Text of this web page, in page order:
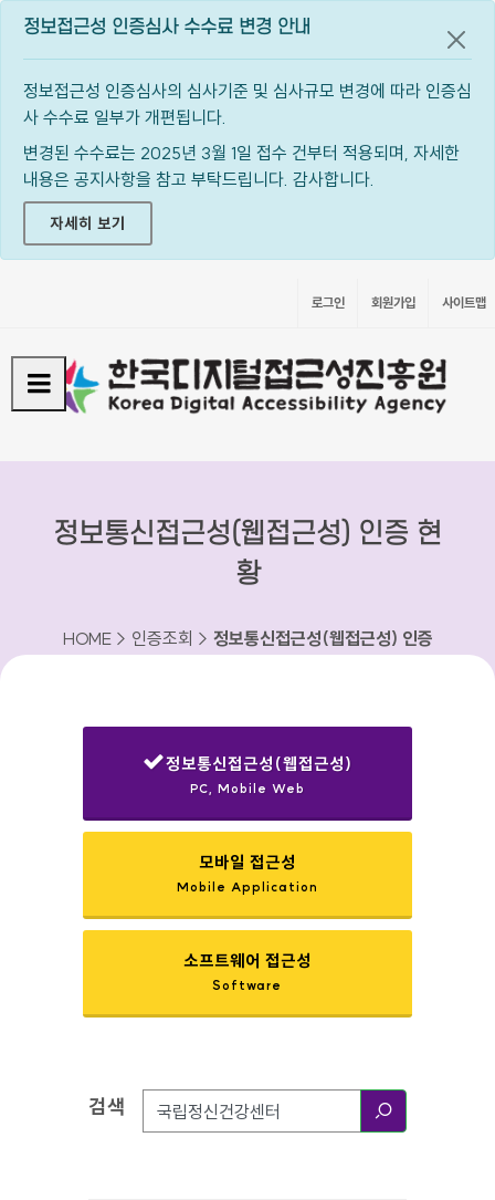
정보접근성 인증심사 수수료 변경 안내
정보접근성 인증심사의 심사기준 및 심사규모 변경에 따라 인증심
사 수수료 일부가 개편됩니다.
변경된 수수료는 2025년 3월 1일 접수 건부터 적용되며, 자세한
내용은 공지사항을 참고 부탁드립니다. 감사합니다.
자세히 보기
공지
로그인 회원가입 사이트맵
정보통신접근성(웹접근성) 인증 현
황
HOME > 인증조회 > 정보통신접근성(웹접근성) 인증
정보통신접근성(웹접근성)
PC, Mobile Web
모바일 접근성
Mobile Application
소프트웨어 접근성
Software
검색옵션
검색